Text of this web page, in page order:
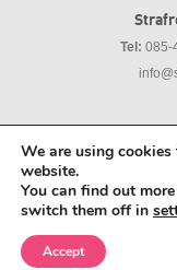
Tel: 085-
© 2026Strafrechtadvocaten
Meld
We are using cookies
website.
You can find out
switch them off in
Accept